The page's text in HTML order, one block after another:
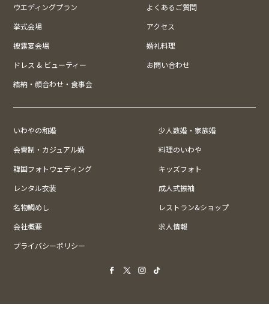
ウエディングプラン
よくあるご質問
挙式会場
アクセス
披露宴会場
婚礼料理
ドレス & ビューティー
お問い合わせ
結納・顔合わせ・食事会
いわやの和婚
少人数婚・家族婚
会費制・カジュアル婚
料理のいわや
韓国フォトウェディング
キッズフォト
レンタル衣装
成人式振袖
名物鯛めし
レストラン&ショップ
会社概要
求人情報
プライバシーポリシー